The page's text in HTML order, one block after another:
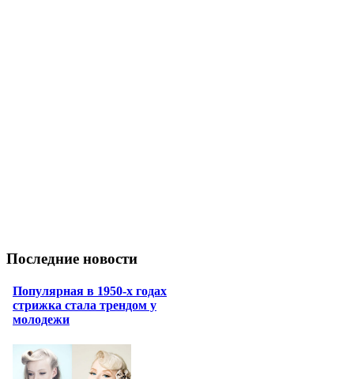
Последние новости
Популярная в 1950-х годах
стрижка стала трендом у
молодежи